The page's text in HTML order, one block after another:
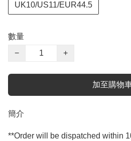
UK10/US11/EUR44.5
數量
−
+
加至購物
簡介
**Order will be dispatched within